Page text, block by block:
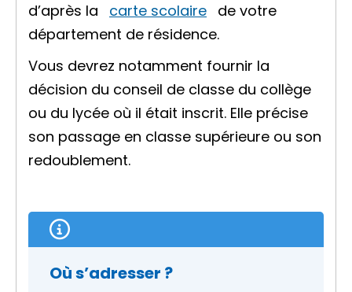
d’après la
carte scolaire de votre
département de résidence.
Vous devrez notamment fournir la
décision du conseil de classe du collège
ou du lycée où il était inscrit. Elle précise
son passage en classe supérieure ou son
redoublement.
Où s’adresser ?